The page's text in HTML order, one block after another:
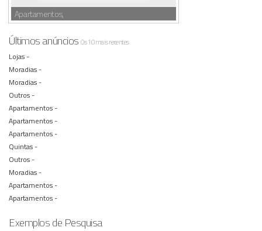
Apartamentos,
Últimos anúnciosOs 10 mais recentes
Lojas -
Moradias -
Moradias -
Outros -
Apartamentos -
Apartamentos -
Apartamentos -
Quintas -
Outros -
Moradias -
Apartamentos -
Apartamentos -
Exemplos de Pesquisa